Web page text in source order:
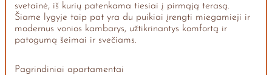
svetainė, iš kurių patenkama tiesiai į pirmąją terasą.
Šiame lygyje taip pat yra du puikiai įrengti miegamieji ir
modernus vonios kambarys, užtikrinantys komfortą ir
patogumą šeimai ir svečiams.
Pagrindiniai apartamentai